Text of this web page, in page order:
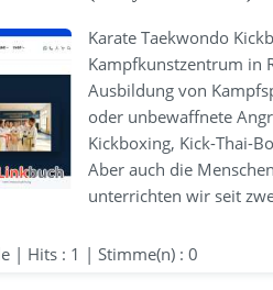
Karate Taekwondo
Kampfkunstzentrum in
Ausbildung von
oder unbewaffnete
Kickboxing, Kick-Thai-
Aber auch die
unterrichten wir seit
| Hits : 1 | Stimme(n) : 0